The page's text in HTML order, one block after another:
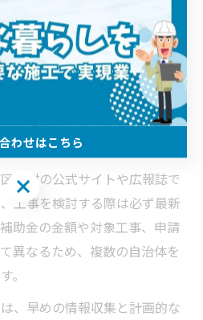
費用負担を軽減するための補
います。特に、耐震改修や省
雨対策の工事などが補助対象
治体によっては、一定の条件
を補助してもらえる場合があ
町村の公式サイトや広報誌で
工事を検討する際は必ず最新
助金の金額や対象工事、申請
異なるため、複数の自治体を
。
、早めの情報収集と計画的な
わせはこちら
わせはこちら